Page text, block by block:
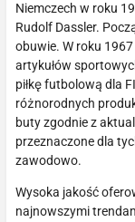
Niemczech w roku
Rudolf Dassler.
obuwie. W roku
artykułów
piłkę futbolową dla
różnorodnych
buty zgodnie z
przeznaczone dla
zawodowo.
Wysoka jakość
najnowszymi